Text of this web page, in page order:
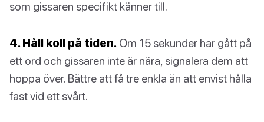
som gissaren specifikt känner till.
4. Håll koll på tiden. Om 15 sekunder har gått på
ett ord och gissaren inte är nära, signalera dem att
hoppa över. Bättre att få tre enkla än att envist hålla
fast vid ett svårt.